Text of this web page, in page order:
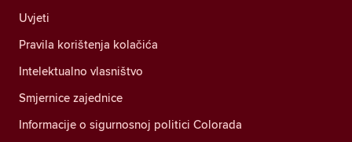
Uvjeti
Pravila korištenja kolačića
Intelektualno vlasništvo
Smjernice zajednice
Informacije o sigurnosnoj politici Colorada